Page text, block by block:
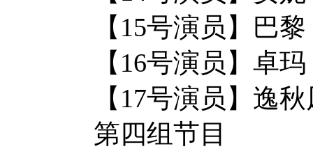
【15号演员】巴
【16号演员】
【17号演员】逸
第四组节目